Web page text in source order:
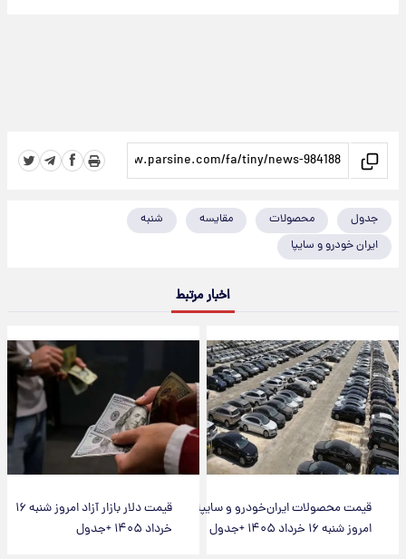
جدول محصولات مقایسه
شنبه
ایران خودرو و سایپا
اخبار مرتبط
قیمت محصولات ایران‌خودرو و سایپا
امروز شنبه ۱۶ خرداد ۱۴۰۵ +جدول
قیمت دلار بازار آزاد امروز شنبه ۱۶
خرداد ۱۴۰۵ +جدول